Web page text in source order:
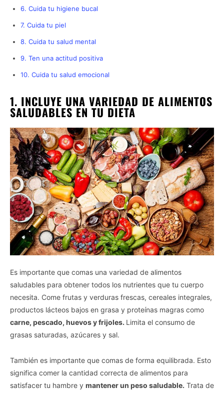
6. Cuida tu higiene bucal
7. Cuida tu piel
8. Cuida tu salud mental
9. Ten una actitud positiva
10. Cuida tu salud emocional
1. INCLUYE UNA VARIEDAD DE ALIMENTOS
SALUDABLES EN TU DIETA
Es importante que comas una variedad de alimentos
saludables para obtener todos los nutrientes que tu cuerpo
necesita. Come frutas y verduras frescas, cereales integrales,
productos lácteos bajos en grasa y proteínas magras como
carne, pescado, huevos y frijoles. Limita el consumo de
grasas saturadas, azúcares y sal.
También es importante que comas de forma equilibrada. Esto
significa comer la cantidad correcta de alimentos para
satisfacer tu hambre y mantener un peso saludable. Trata de